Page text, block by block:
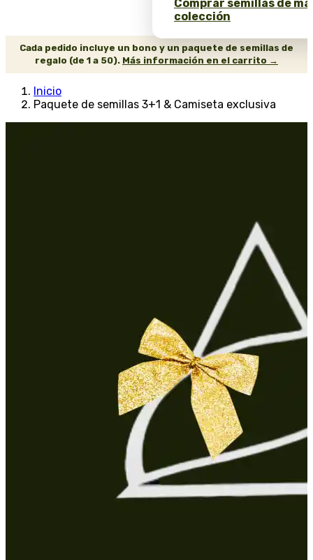
Comprar semillas de
colección
Cada pedido incluye un bono y un paquete de semillas de
regalo (de 1 a 50). Más información en el carrito →
Inicio
Paquete de semillas 3+1 & Camiseta exclusiva